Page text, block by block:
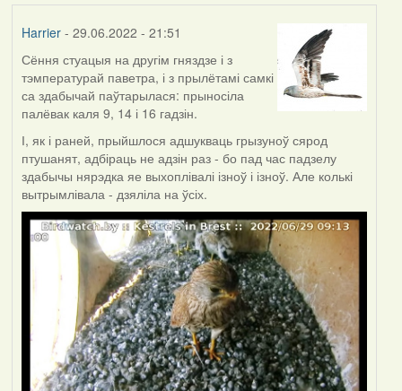
Harrier- 29.06.2022 - 21:51
Сёння стуацыя на другім гняздзе і з
тэмпературай паветра, і з прылётамі самкі
са здабычай паўтарылася: прыносіла
палёвак каля 9, 14 і 16 гадзін.
І, як і раней, прыйшлося адшукваць грызуноў сярод
птушанят, адбіраць не адзін раз - бо пад час падзелу
здабычы нярэдка яе выхоплівалі ізноў і ізноў. Але колькі
вытрымлівала - дзяліла на ўсіх.